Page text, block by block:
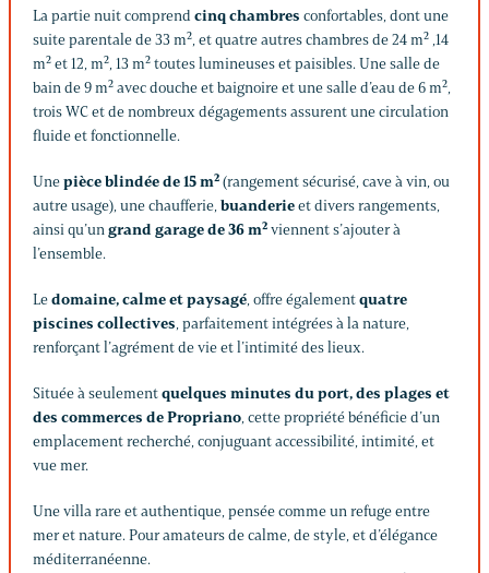
La partie nuit comprend cinq chambres confortables, dont une
suite parentale de 33 m², et quatre autres chambres de 24 m² ,14
m² et 12, m², 13 m² toutes lumineuses et paisibles. Une salle de
bain de 9 m² avec douche et baignoire et une salle d’eau de 6 m²,
trois WC et de nombreux dégagements assurent une circulation
fluide et fonctionnelle.
Unepièce blindée de 15 m²(rangement sécurisé, cave à vin, ou
autre usage), une chaufferie,buanderieet divers rangements,
ainsi qu’ungrand garage de 36 m²viennent s’ajouter à
l’ensemble.
Ledomaine, calme et paysagé, offre égalementquatre
piscines collectives, parfaitement intégrées à la nature,
renforçant l’agrément de vie et l’intimité des lieux.
Située à seulementquelques minutes du port, des plages et
des commerces de Propriano, cette propriété bénéficie d’un
emplacement recherché, conjuguant accessibilité, intimité, et
vue mer.
Une villa rare et authentique, pensée comme un refuge entre
mer et nature. Pour amateurs de calme, de style, et d’élégance
méditerranéenne.